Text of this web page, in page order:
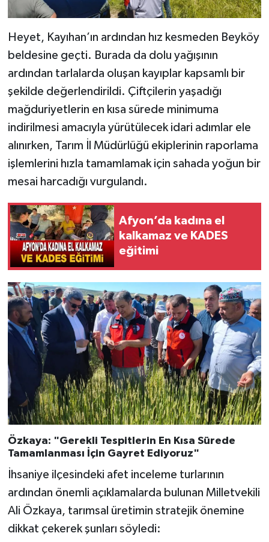
Heyet, Kayıhan’ın ardından hız kesmeden Beyköy
beldesine geçti. Burada da dolu yağışının
ardından tarlalarda oluşan kayıplar kapsamlı bir
şekilde değerlendirildi. Çiftçilerin yaşadığı
mağduriyetlerin en kısa sürede minimuma
indirilmesi amacıyla yürütülecek idari adımlar ele
alınırken, Tarım İl Müdürlüğü ekiplerinin raporlama
işlemlerini hızla tamamlamak için sahada yoğun bir
mesai harcadığı vurgulandı.
Afyon’da kadına el
kalkamaz ve KADES
eğitimi
Özkaya: "Gerekli Tespitlerin En Kısa Sürede
Tamamlanması İçin Gayret Ediyoruz"
İhsaniye ilçesindeki afet inceleme turlarının
ardından önemli açıklamalarda bulunan Milletvekili
Ali Özkaya, tarımsal üretimin stratejik önemine
dikkat çekerek şunları söyledi: